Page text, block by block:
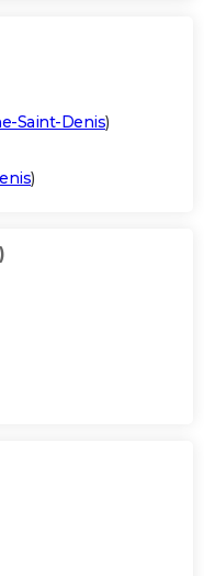
Saint-Denis)
)